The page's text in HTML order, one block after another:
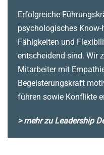
Erfolgreiche
psychologisches
Fähigkeiten und
entscheidend sind. Wir
Mitarbeiter mit
Begeisterungskraft
führen sowie Konflikte
> mehr zu Leadership